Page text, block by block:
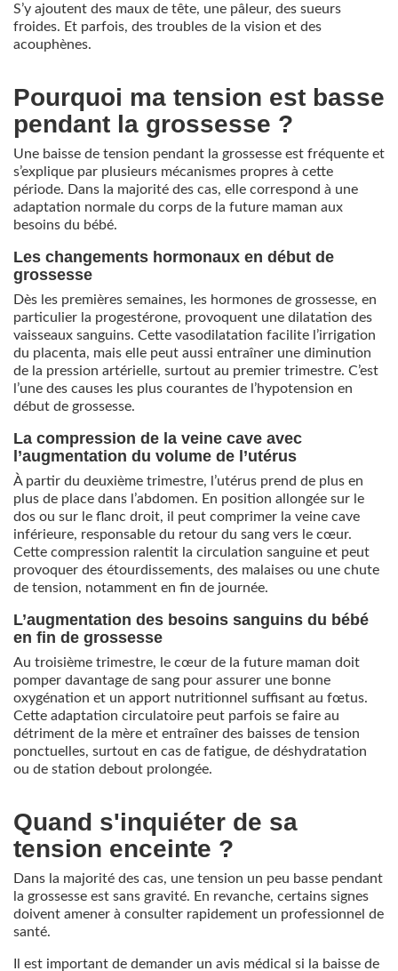
S’y ajoutent des maux de tête, une pâleur, des sueurs
froides. Et parfois, des troubles de la vision et des
acouphènes.
Pourquoi ma tension est basse
pendant la grossesse ?
Une baisse de tension pendant la grossesse est fréquente et
s’explique par plusieurs mécanismes propres à cette
période. Dans la majorité des cas, elle correspond à une
adaptation normale du corps de la future maman aux
besoins du bébé.
Les changements hormonaux en début de
grossesse
Dès les premières semaines, les hormones de grossesse, en
particulier la progestérone, provoquent une dilatation des
vaisseaux sanguins. Cette vasodilatation facilite l’irrigation
du placenta, mais elle peut aussi entraîner une diminution
de la pression artérielle, surtout au premier trimestre. C’est
l’une des causes les plus courantes de l’hypotension en
début de grossesse.
La compression de la veine cave avec
l’augmentation du volume de l’utérus
À partir du deuxième trimestre, l’utérus prend de plus en
plus de place dans l’abdomen. En position allongée sur le
dos ou sur le flanc droit, il peut comprimer la veine cave
inférieure, responsable du retour du sang vers le cœur.
Cette compression ralentit la circulation sanguine et peut
provoquer des étourdissements, des malaises ou une chute
de tension, notamment en fin de journée.
L’augmentation des besoins sanguins du bébé
en fin de grossesse
Au troisième trimestre, le cœur de la future maman doit
pomper davantage de sang pour assurer une bonne
oxygénation et un apport nutritionnel suffisant au fœtus.
Cette adaptation circulatoire peut parfois se faire au
détriment de la mère et entraîner des baisses de tension
ponctuelles, surtout en cas de fatigue, de déshydratation
ou de station debout prolongée.
Quand s'inquiéter de sa
tension enceinte ?
Dans la majorité des cas, une tension un peu basse pendant
la grossesse est sans gravité. En revanche, certains signes
doivent amener à consulter rapidement un professionnel de
santé.
Il est important de demander un avis médical si la baisse de